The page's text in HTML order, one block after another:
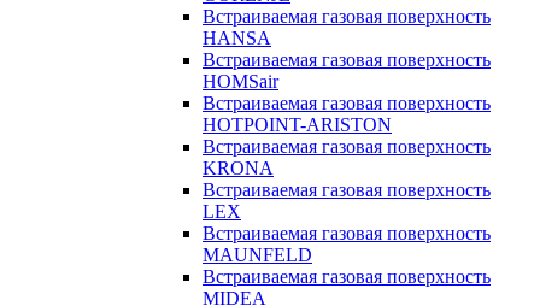
Встраиваемая газовая поверхность
HANSA
Встраиваемая газовая поверхность
HOMSair
Встраиваемая газовая поверхность
HOTPOINT-ARISTON
Встраиваемая газовая поверхность
KRONA
Встраиваемая газовая поверхность
LEX
Встраиваемая газовая поверхность
MAUNFELD
Встраиваемая газовая поверхность
MIDEA